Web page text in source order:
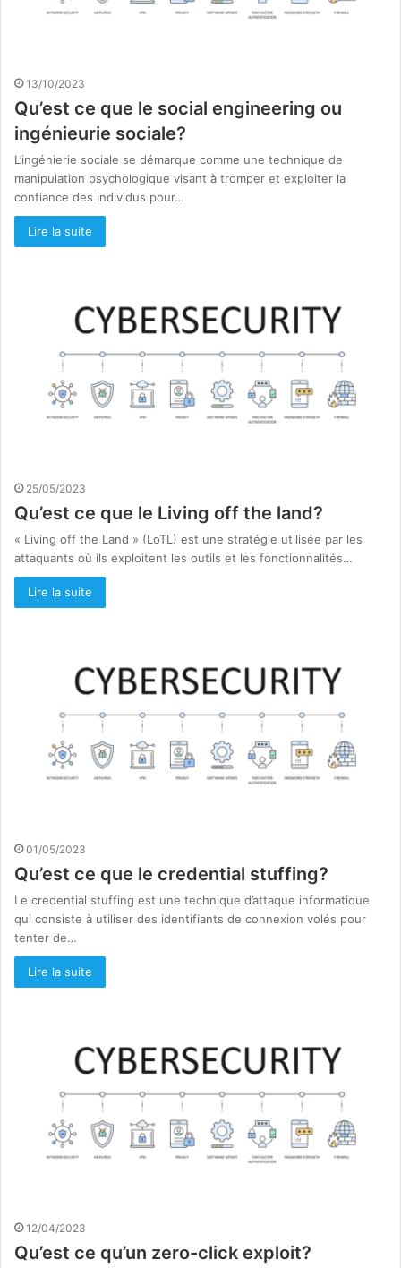
13/10/2023
Qu’est ce que le social engineering ou
ingénieurie sociale?
L’ingénierie sociale se démarque comme une technique de
manipulation psychologique visant à tromper et exploiter la
confiance des individus pour…
Lire la suite
25/05/2023
Qu’est ce que le Living off the land?
« Living off the Land » (LoTL) est une stratégie utilisée par les
attaquants où ils exploitent les outils et les fonctionnalités…
Lire la suite
01/05/2023
Qu’est ce que le credential stuffing?
Le credential stuffing est une technique d’attaque informatique
qui consiste à utiliser des identifiants de connexion volés pour
tenter de…
Lire la suite
12/04/2023
Qu’est ce qu’un zero-click exploit?